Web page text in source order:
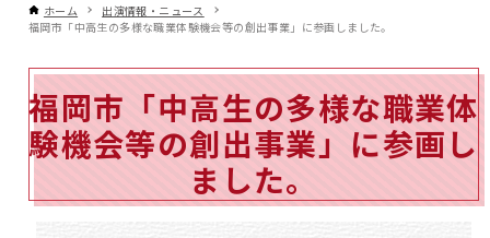
ホーム
出演情報・ニュース
福岡市「中高生の多様な職業体験機会等の創出事業」に参画しました。
福岡市「中高生の多様な職業体
験機会等の創出事業」に参画し
ました。